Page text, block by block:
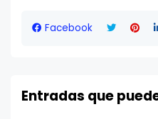
Facebook
Entradas que